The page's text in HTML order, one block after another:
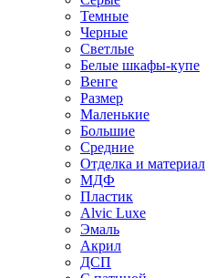
Темные
Черные
Светлые
Белые шкафы-купе
Венге
Размер
Маленькие
Большие
Средние
Отделка и материал
МДФ
Пластик
Alvic Luxe
Эмаль
Акрил
ДСП